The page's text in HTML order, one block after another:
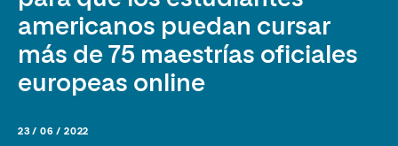
americanos puedan cursar
más de 75 maestrías oficiales
europeas online
23 / 06 / 2022